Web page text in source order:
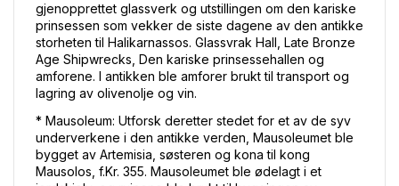
gjenopprettet glassverk og utstillingen om den kariske
prinsessen som vekker de siste dagene av den antikke
storheten til Halikarnassos. Glassvrak Hall, Late Bronze
Age Shipwrecks, Den kariske prinsessehallen og
amforene. I antikken ble amforer brukt til transport og
lagring av olivenolje og vin.
* Mausoleum: Utforsk deretter stedet for et av de syv
underverkene i den antikke verden, Mausoleumet ble
bygget av Artemisia, søsteren og kona til kong
Mausolos, f.Kr. 355. Mausoleumet ble ødelagt i et